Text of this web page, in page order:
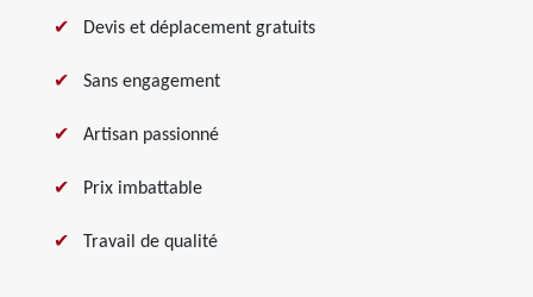
Devis et déplacement gratuits
Sans engagement
Artisan passionné
Prix imbattable
Travail de qualité